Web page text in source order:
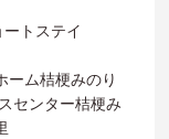
トステイ
ーム桔梗みのり
センター桔梗み